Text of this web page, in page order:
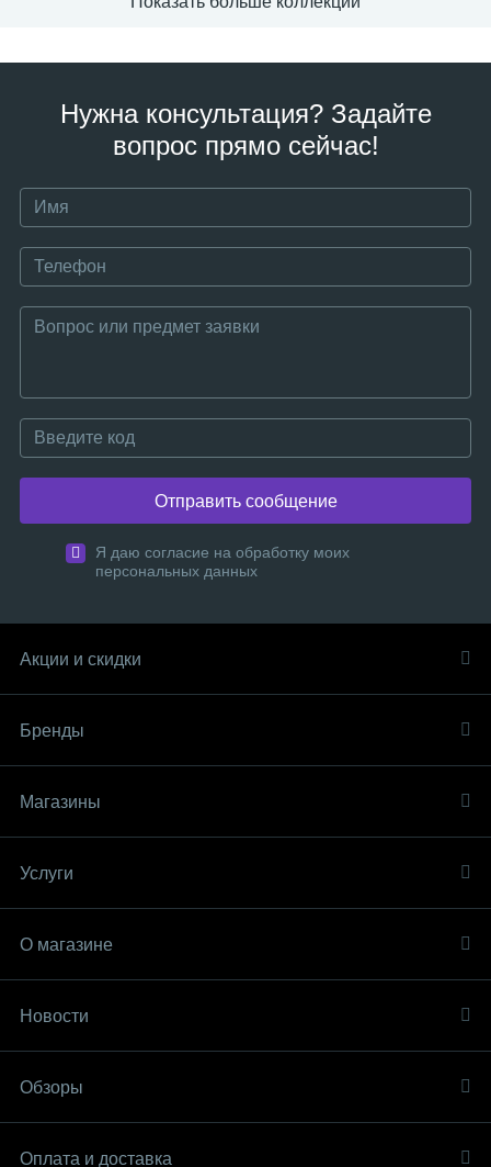
Нужна консультация? Задайте
вопрос прямо сейчас!
Отправить сообщение
Я даю согласие на обработку моих
персональных данных
Акции и скидки
Бренды
Магазины
Услуги
О магазине
Новости
Обзоры
Оплата и доставка